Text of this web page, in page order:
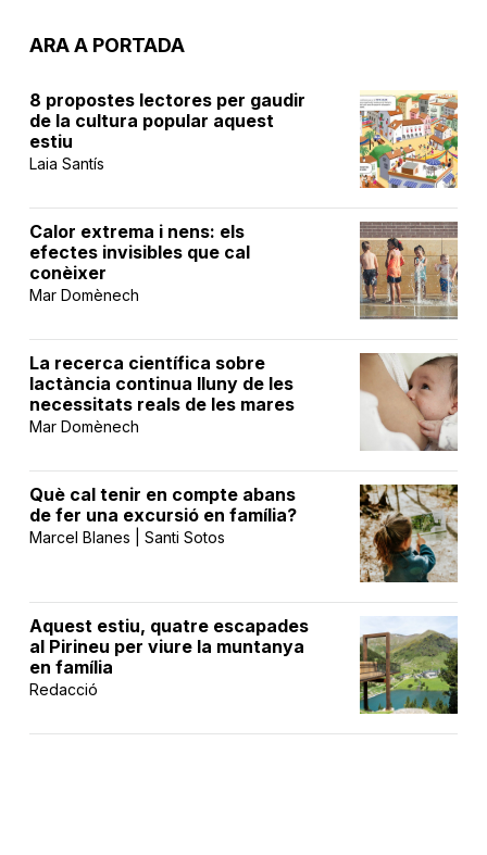
ARA A PORTADA
8 propostes lectores per gaudir
de la cultura popular aquest
estiu
Laia Santís
Calor extrema i nens: els
efectes invisibles que cal
conèixer
Mar Domènech
La recerca científica sobre
lactància continua lluny de les
necessitats reals de les mares
Mar Domènech
Què cal tenir en compte abans
de fer una excursió en família?
Marcel Blanes | Santi Sotos
Aquest estiu, quatre escapades
al Pirineu per viure la muntanya
en família
Redacció